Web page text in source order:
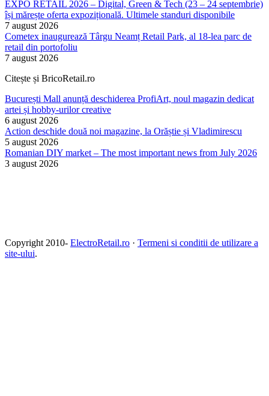
EXPO RETAIL 2026 – Digital, Green & Tech (23 – 24 septembrie)
își mărește oferta expozițională. Ultimele standuri disponibile
7 august 2026
Cometex inaugurează Târgu Neamț Retail Park, al 18-lea parc de
retail din portofoliu
7 august 2026
Citește și BricoRetail.ro
București Mall anunță deschiderea ProfiArt, noul magazin dedicat
artei și hobby-urilor creative
6 august 2026
Action deschide două noi magazine, la Orăștie și Vladimirescu
5 august 2026
Romanian DIY market – The most important news from July 2026
3 august 2026
Copyright 2010- ElectroRetail.ro · Termeni si conditii de utilizare a
site-ului.